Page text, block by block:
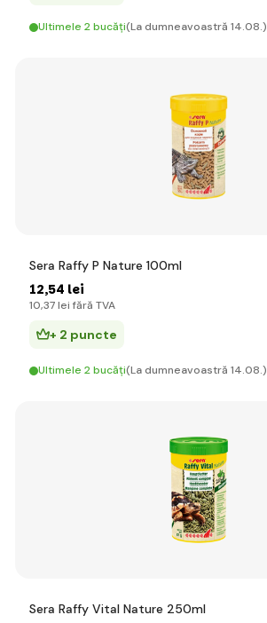
Ultimele 2 bucăți(La dumneavoastră 14.08.)
Sera Raffy P Nature 100ml
12,54 lei
10,37 lei fără TVA
+ 2 puncte
Ultimele 2 bucăți(La dumneavoastră 14.08.)
Sera Raffy Vital Nature 250ml